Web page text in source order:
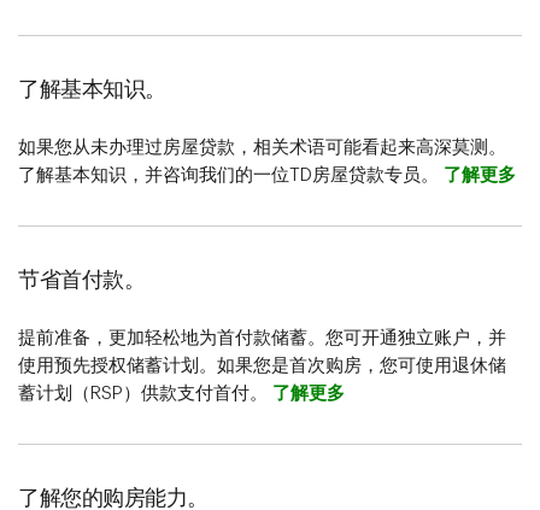
了解基本知识。
如果您从未办理过房屋贷款，相关术语可能看起来高深莫测。
了解基本知识，并咨询我们的一位TD房屋贷款专员。
了解更多
节省首付款。
提前准备，更加轻松地为首付款储蓄。您可开通独立账户，并
使用预先授权储蓄计划。如果您是首次购房，您可使用退休储
蓄计划（RSP）供款支付首付。
了解更多
了解您的购房能力。